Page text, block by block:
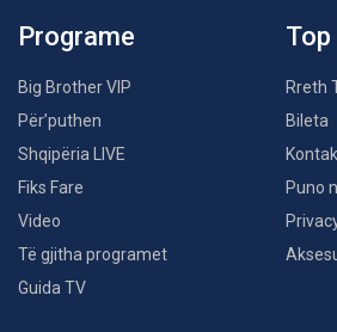
Programe
Big Brother VIP
Për’puthen
Shqipëria LIVE
Fiks Fare
Video
Të gjitha programet
Guida TV
Top
Rreth
Bileta
Puno